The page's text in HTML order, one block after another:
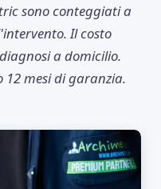
sono conteggiati a
Il costo
a domicilio.
mesi di garanzia.